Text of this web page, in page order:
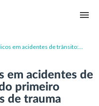
em acidentes de trânsito:
em acidentes de
primeiro
de trauma